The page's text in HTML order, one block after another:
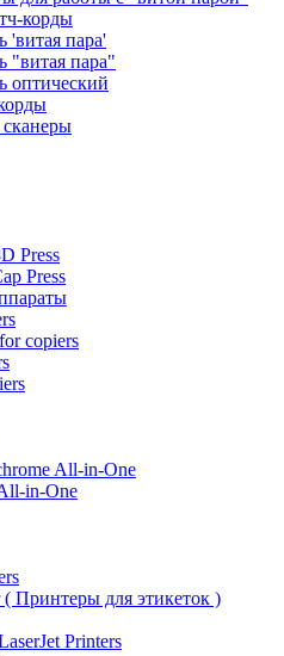
корды
'витая пара'
"витая пара"
оптический
Press
Press
copiers
All-in-One
in-One
( Принтеры для этикеток )
Printers